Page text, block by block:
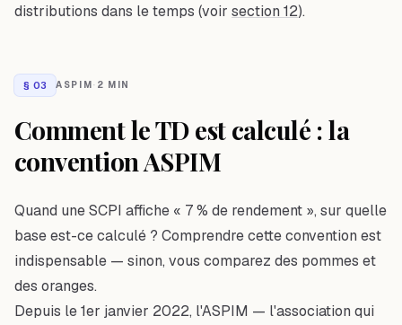
distributions dans le temps (voir section 12).
§ 03 ASPIM· 2 MIN
Comment le TD est calculé : la
convention ASPIM
Quand une SCPI affiche « 7 % de rendement », sur quelle
base est-ce calculé ? Comprendre cette convention est
indispensable — sinon, vous comparez des pommes et
des oranges.
Depuis le 1er janvier 2022, l'ASPIM — l'association qui